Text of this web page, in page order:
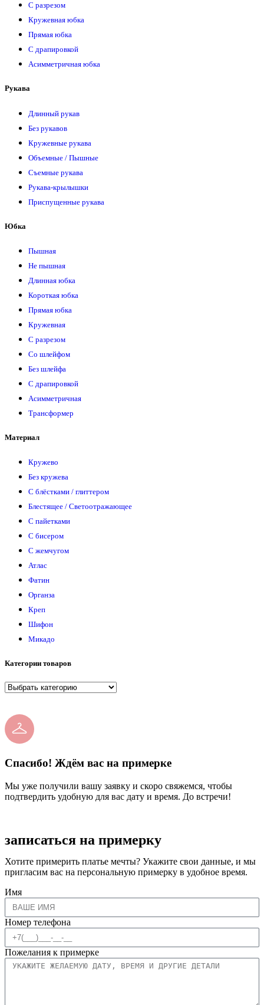
С разрезом
Кружевная юбка
Прямая юбка
С драпировкой
Асимметричная юбка
Рукава
Длинный рукав
Без рукавов
Кружевные рукава
Объемные / Пышные
Съемные рукава
Рукава-крылышки
Приспущенные рукава
Юбка
Пышная
Не пышная
Длинная юбка
Короткая юбка
Прямая юбка
Кружевная
С разрезом
Со шлейфом
Без шлейфа
С драпировкой
Асимметричная
Трансформер
Материал
Кружево
Без кружева
С блёстками / глиттером
Блестящее / Светоотражающее
С пайетками
С бисером
С жемчугом
Атлас
Фатин
Органза
Креп
Шифон
Микадо
Категории товаров
Спасибо! Ждём вас на примерке
Мы уже получили вашу заявку и скоро свяжемся, чтобы
подтвердить удобную для вас дату и время. До встречи!
записаться на примерку
Хотите примерить платье мечты? Укажите свои данные, и мы
пригласим вас на персональную примерку в удобное время.
Имя
Номер телефона
Пожелания к примерке